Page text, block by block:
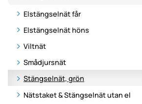
Elstängselnät får
Elstängselnät höns
Viltnät
Smådjursnät
Stängselnät, grön
Nätstaket & Stängselnät utan el